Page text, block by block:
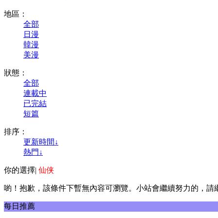
地區：
全部
日漫
韓漫
美漫
狀態：
全部
連載中
已完結
短篇
排序：
更新時間↓
熱門↓
你的選擇| 仙侠
喲！抱歉，該條件下暫無內容可瀏覽。小站會繼續努力的，請
每日推薦